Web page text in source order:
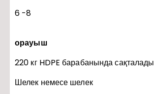
6 -8
орауыш
220 кг HDPE барабанында сақталады
Шелек немесе шелек